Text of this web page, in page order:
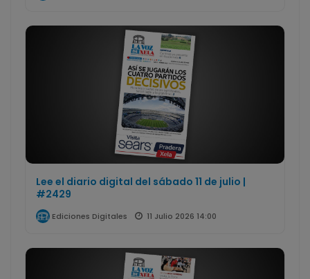
Lee el diario digital del sábado 11 de julio |
#2429
Ediciones Digitales 11 Julio 2026 14:00